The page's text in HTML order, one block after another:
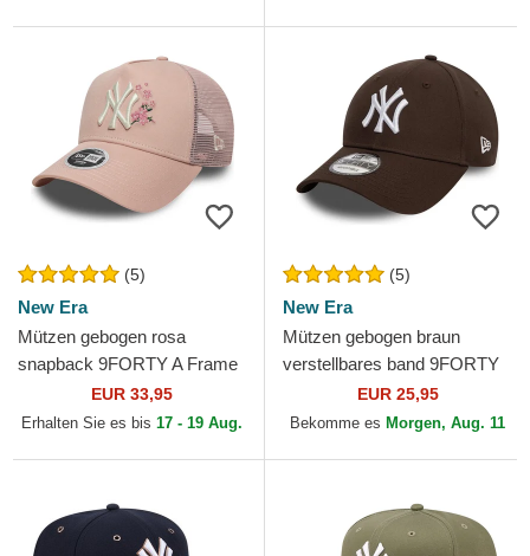
(5)
New Era
Mützen gebogen rosa
snapback 9FORTY A Frame
Floral der New York Yankees
MLB von New Era
EUR 33,95
Erhalten Sie es bis 17 - 19 Aug.
(5)
New Era
Mützen gebogen braun
verstellbares band 9FORTY
League Essential der New
York Yankees MLB von New
EUR 25,95
Bekomme es Morgen, Aug. 11